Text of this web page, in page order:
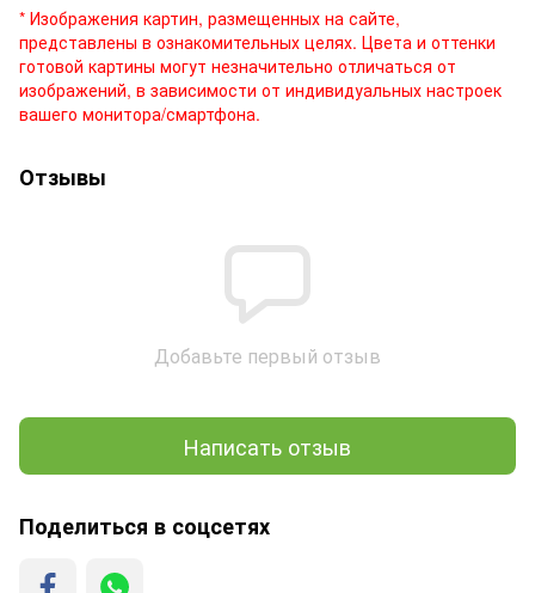
* Изображения картин, размещенных на сайте,
представлены в ознакомительных целях. Цвета и оттенки
готовой картины могут незначительно отличаться от
изображений, в зависимости от индивидуальных настроек
вашего монитора/смартфона.
Отзывы
Добавьте первый отзыв
Написать отзыв
Поделиться в соцсетях